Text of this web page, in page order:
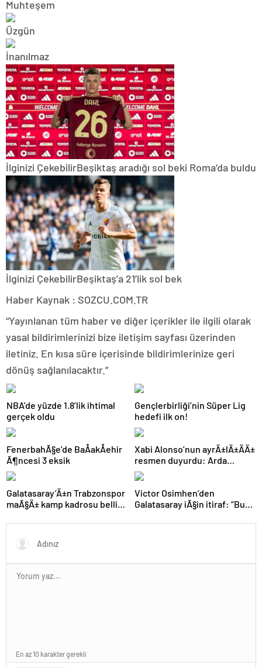
İlginizi ÇekebilirBeşiktaş aradığı sol beki Roma’da buldu
İlginizi ÇekebilirBeşiktaş’a 21’lik sol bek
Haber Kaynak : SOZCU.COM.TR
“Yayınlanan tüm haber ve diğer içerikler ile ilgili olarak
yasal bildirimlerinizi bize iletişim sayfası üzerinden
iletiniz. En kısa süre içerisinde bildirimlerinize geri
dönüş sağlanılacaktır.”
NBA’de yüzde 1.8’lik ihtimal
gerçek oldu
Gençlerbirliği’nin Süper Lig
hedefi ilk on!
FenerbahÃ§e’de BaÅakÅehir
Ã¶ncesi 3 eksik
Xabi Alonso’nun ayrÄ±lÄ±ÄÄ±
resmen duyurdu: Arda
GÃ¼ler’in yeni hocasÄ±
olmak iÃ§in geri sayÄ±m
baÅladÄ±
Galatasaray’Ä±n Trabzonspor
maÃ§Ä± kamp kadrosu belli
Victor Osimhen’den
Galatasaray iÃ§in itiraf: “Bu
En az 10 karakter gerekli